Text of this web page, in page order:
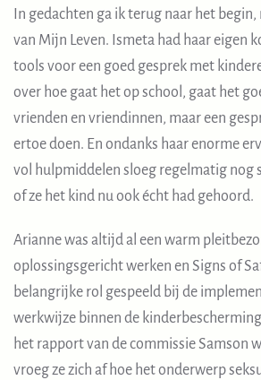
In gedachten ga ik terug naar het
van Mijn Leven. Ismeta had haar eigen
tools voor een goed gesprek met
over hoe gaat het op school, gaat het
vrienden en vriendinnen, maar een
ertoe doen. En ondanks haar enorme
vol hulpmiddelen sloeg regelmatig nog
of ze het kind nu ook écht had gehoord.
Arianne was altijd al een warm
oplossingsgericht werken en Signs of
belangrijke rol gespeeld bij de
werkwijze binnen de
het rapport van de commissie Samson
vroeg ze zich af hoe het onderwerp